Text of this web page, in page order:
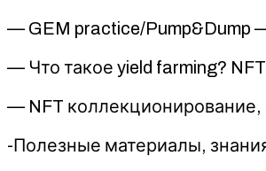
— GEM practice/Pump&Dump
— Что такое yield farming?
— NFT коллекционирование,
-Полезные материалы,